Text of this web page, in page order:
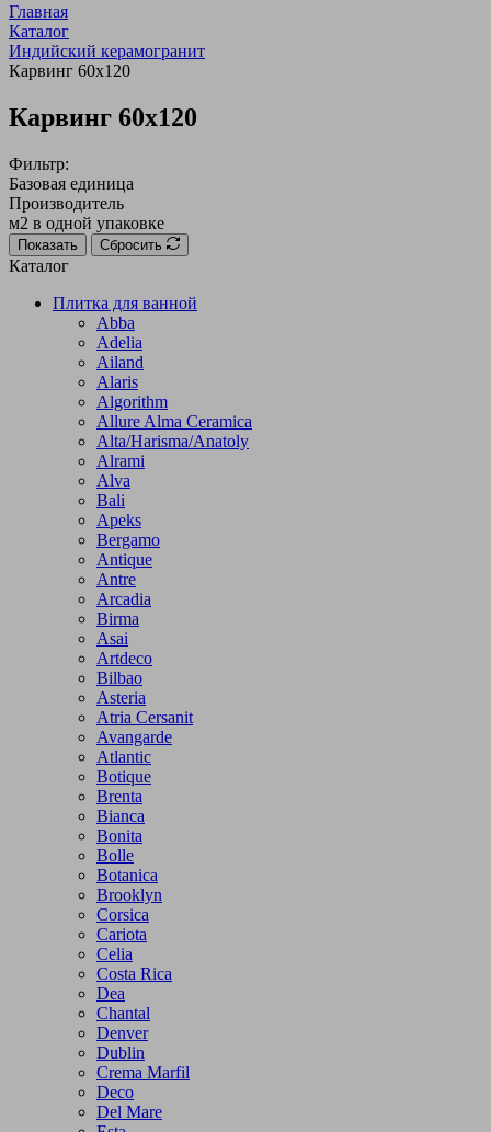
Главная
Каталог
Индийский керамогранит
Карвинг 60х120
Карвинг 60х120
Фильтр:
Базовая единица
Производитель
м2 в одной упаковке
Показать Сбросить
Каталог
Плитка для ванной
Abba
Adelia
Ailand
Alaris
Algorithm
Allure Alma Ceramica
Alta/Harisma/Anatoly
Alrami
Alva
Bali
Apeks
Bergamo
Antique
Antre
Arcadia
Birma
Asai
Artdeco
Bilbao
Asteria
Atria Cersanit
Avangarde
Atlantic
Botique
Brenta
Bianca
Bonita
Bolle
Botanica
Brooklyn
Corsica
Cariota
Celia
Costa Rica
Dea
Chantal
Denver
Dublin
Crema Marfil
Deco
Del Mare